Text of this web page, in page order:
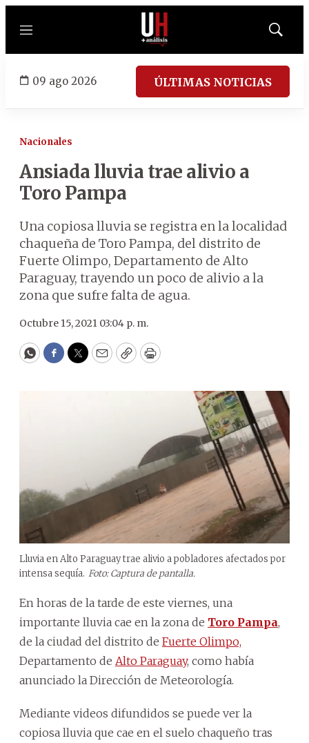
Menú
Mostrar
09 ago 2026 ÚLTIMAS NOTICIAS
Nacionales
Ansiada lluvia trae alivio a
Toro Pampa
Una copiosa lluvia se registra en la localidad
chaqueña de Toro Pampa, del distrito de
Fuerte Olimpo, Departamento de Alto
Paraguay, trayendo un poco de alivio a la
zona que sufre falta de agua.
Octubre 15, 2021 03:04 p. m.
WhatsApp
Facebook
Twitter
EmailCopyPrint
Lluvia en Alto Paraguay trae alivio a pobladores afectados por
intensa sequía. Foto: Captura de pantalla.
En horas de la tarde de este viernes, una
importante lluvia cae en la zona de Toro Pampa,
de la ciudad del distrito de Fuerte Olimpo,
Departamento de Alto Paraguay, como había
anunciado la Dirección de Meteorología.
Mediante videos difundidos se puede ver la
copiosa lluvia que cae en el suelo chaqueño tras